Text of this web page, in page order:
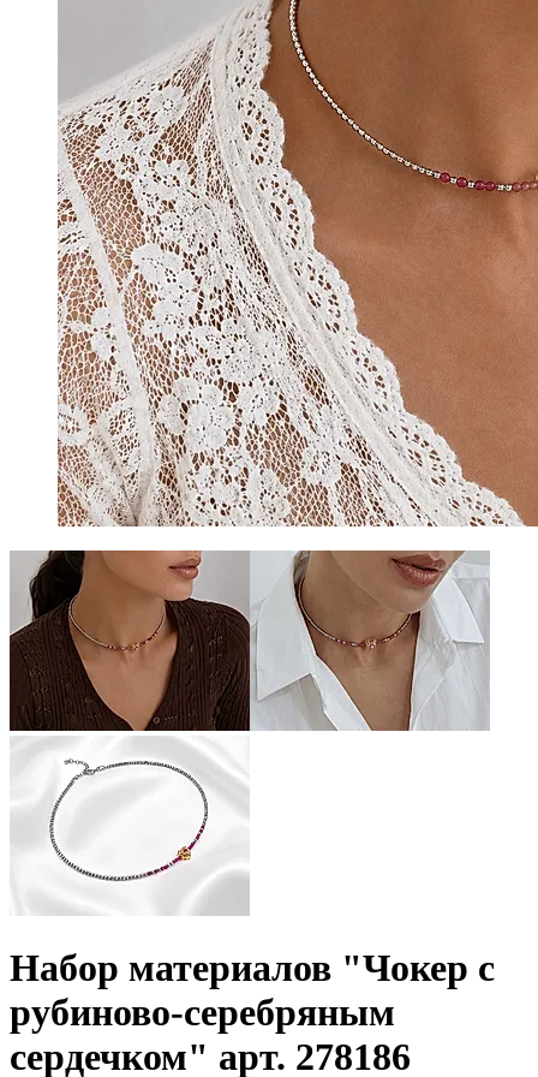
Набор материалов "Чокер с
рубиново-серебряным
сердечком" арт. 278186